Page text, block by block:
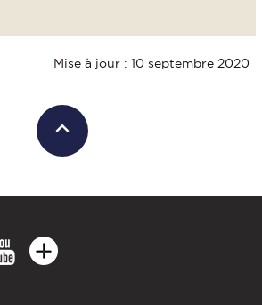
Mise à jour : 10 septembre 2020